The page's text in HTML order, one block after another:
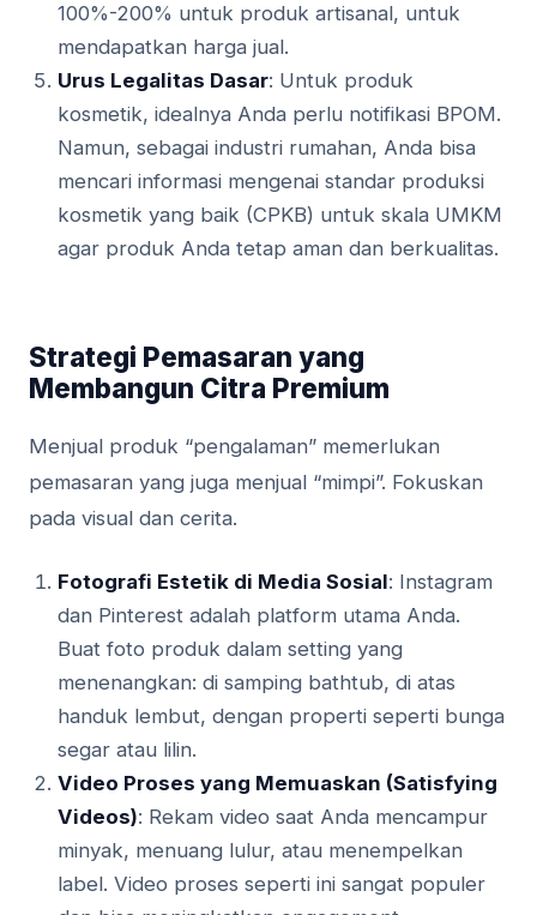
100%-200% untuk produk artisanal, untuk
mendapatkan harga jual.
Urus Legalitas Dasar: Untuk produk
kosmetik, idealnya Anda perlu notifikasi BPOM.
Namun, sebagai industri rumahan, Anda bisa
mencari informasi mengenai standar produksi
kosmetik yang baik (CPKB) untuk skala UMKM
agar produk Anda tetap aman dan berkualitas.
Strategi Pemasaran yang
Membangun Citra Premium
Menjual produk “pengalaman” memerlukan
pemasaran yang juga menjual “mimpi”. Fokuskan
pada visual dan cerita.
Fotografi Estetik di Media Sosial: Instagram
dan Pinterest adalah platform utama Anda.
Buat foto produk dalam setting yang
menenangkan: di samping bathtub, di atas
handuk lembut, dengan properti seperti bunga
segar atau lilin.
Video Proses yang Memuaskan (Satisfying
Videos): Rekam video saat Anda mencampur
minyak, menuang lulur, atau menempelkan
label. Video proses seperti ini sangat populer